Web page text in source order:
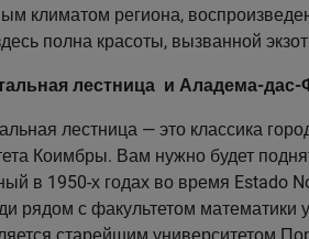
климатом региона,
полна красоты, вызванной
лестница и Аладема-
лестница — это классика
Коимбры. Вам нужно будет
в 1950-х годах во время Estado
рядом с факультетом математики